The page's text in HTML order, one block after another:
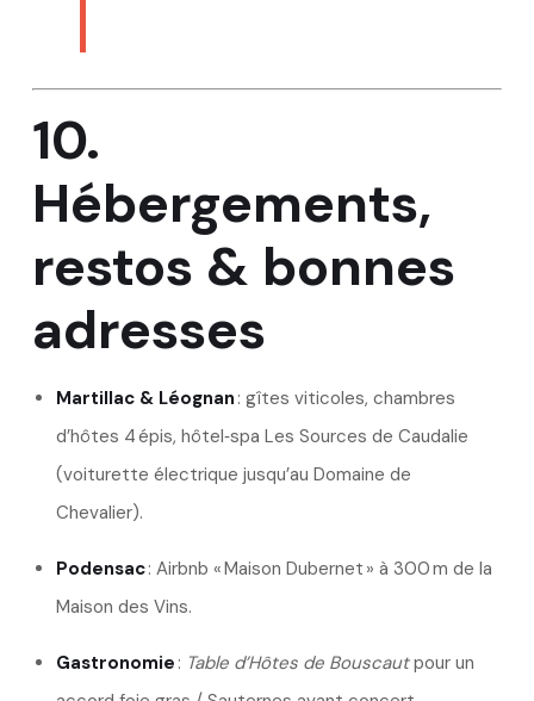
10.
Hébergements,
restos & bonnes
adresses
Martillac & Léognan : gîtes viticoles, chambres
d’hôtes 4 épis, hôtel‑spa Les Sources de Caudalie
(voiturette électrique jusqu’au Domaine de
Chevalier).
Podensac: Airbnb « Maison Dubernet » à 300 m de la
Maison des Vins.
Gastronomie : Table d’Hôtes de Bouscautpour un